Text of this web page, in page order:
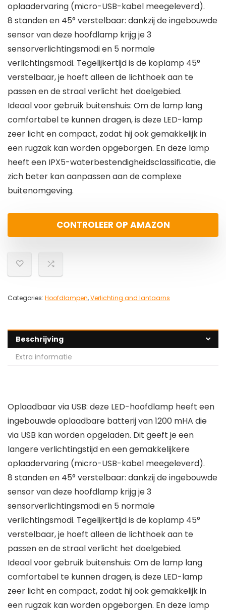
oplaadervaring (micro-USB-kabel meegeleverd).
8 standen en 45° verstelbaar: dankzij de ingebouwde
sensor van deze hoofdlamp krijg je 3
sensorverlichtingsmodi en 5 normale
verlichtingsmodi. Tegelijkertijd is de koplamp 45°
verstelbaar, je hoeft alleen de lichthoek aan te
passen en de straal verlicht het doelgebied.
Ideaal voor gebruik buitenshuis: Om de lamp lang
comfortabel te kunnen dragen, is deze LED-lamp
zeer licht en compact, zodat hij ook gemakkelijk in
een rugzak kan worden opgeborgen. En deze lamp
heeft een IPX5-waterbestendigheidsclassificatie, die
zich beter kan aanpassen aan de complexe
buitenomgeving.
CONTROLEER OP AMAZON
Categories: Hoofdlampen,Verlichting and lantaarns
Beschrijving
Extra informatie
Oplaadbaar via USB: deze LED-hoofdlamp heeft een
ingebouwde oplaadbare batterij van 1200 mHA die
via USB kan worden opgeladen. Dit geeft je een
langere verlichtingstijd en een gemakkelijkere
oplaadervaring (micro-USB-kabel meegeleverd).
8 standen en 45° verstelbaar: dankzij de ingebouwde
sensor van deze hoofdlamp krijg je 3
sensorverlichtingsmodi en 5 normale
verlichtingsmodi. Tegelijkertijd is de koplamp 45°
verstelbaar, je hoeft alleen de lichthoek aan te
passen en de straal verlicht het doelgebied.
Ideaal voor gebruik buitenshuis: Om de lamp lang
comfortabel te kunnen dragen, is deze LED-lamp
zeer licht en compact, zodat hij ook gemakkelijk in
een rugzak kan worden opgeborgen. En deze lamp